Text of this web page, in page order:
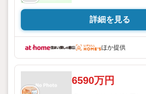
詳細を見る
ほか提供
6590万円